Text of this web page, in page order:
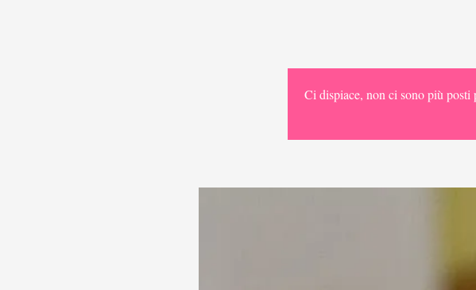
Ci dispiace, non ci sono più posti